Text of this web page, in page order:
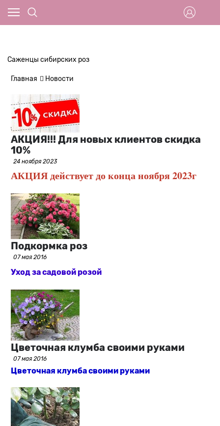
Саженцы сибирских роз
Главная Новости
АКЦИЯ!!! Для новых клиентов скидка
10%
24 ноября 2023
АКЦИЯ действует до конца ноября 2023г
Подкормка роз
07 мая 2016
Уход за садовой розой
Цветочная клумба своими руками
07 мая 2016
Цветочная клумба своими руками